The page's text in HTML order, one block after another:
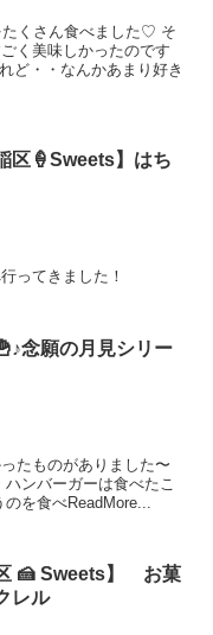
たくさん食べました♡ そ
く美味しかったのです
ど・・なんかあまり好き
区🍦Sweets】はち
ってきました！
念願の月見シリー
たものがありました〜
ンバーガーは食べたこ
を食べReadMore...
🍰 Sweets】 お菓
レル